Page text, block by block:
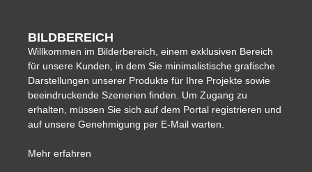
BILDBEREICH
Willkommen im Bilderbereich, einem exklusiven Bereich
für unsere Kunden, in dem Sie minimalistische grafische
Darstellungen unserer Produkte für Ihre Projekte sowie
beeindruckende Szenerien finden. Um Zugang zu
erhalten, müssen Sie sich auf dem Portal registrieren und
auf unsere Genehmigung per E-Mail warten.
Mehr erfahren